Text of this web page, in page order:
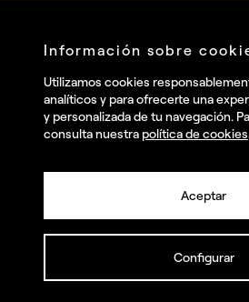
Services
Talent
Contact
Redes sociales
Linkedin
Instagram
Facebook
© summa.es Todos los derechos
Información sobre
Utilizamos cookies
analíticos y para ofrecerte una
y personalizada de tu navegación.
consulta nuestra política de cookies
Aceptar
Configurar